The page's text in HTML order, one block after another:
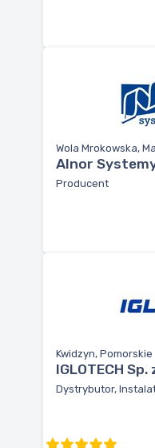
Wola Mrokowska,
Alnor
Producent
Kwidzyn, Pomorskie
IGLOTECH Sp.
Dystrybutor,